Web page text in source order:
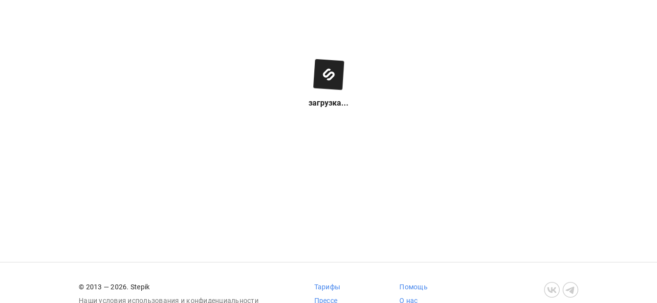
загрузка...
© 2013 — 2026. Stepik
Наши условия использования и конфиденциальности
Тарифы
Прессе
Помощь
О нас